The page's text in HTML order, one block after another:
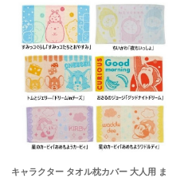
キャラクター タオル枕カバー 大人用 ま